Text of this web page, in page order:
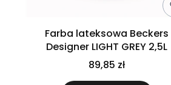
Farba lateksowa Beckers
Designer LIGHT GREY 2,5L
89,85 zł